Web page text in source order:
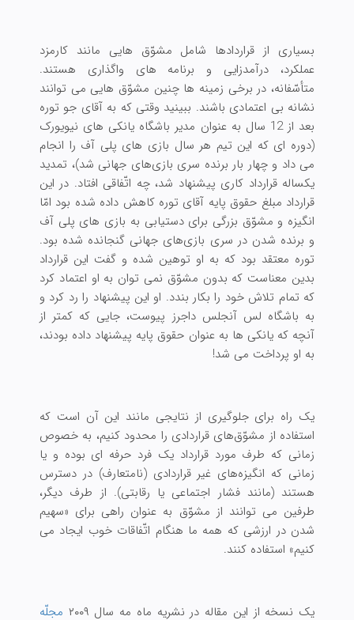
بسیاری از قراردادها شامل مشوّق هایی مانند کارمزد
عملکرد، درآمدزایی و برنامه های واگذاری هستند.
متأسّفانه، در برخی زمینه ها چنین مشوّق هایی می توانند
نشانه بی اعتمادی باشند. ببینید وقتی که به آقای جو توره
بعد از 12 سال به عنوان مدیر باشگاه یانکی های نیویورک
(دوره ای که این تیم هر سال بازی های پلی آف را انجام
می داد و چهار بار برنده سری بازی‌های جهانی شد)، تمدید
یکساله قرارداد کاری پیشنهاد شد، چه اتّفاقی افتاد. در این
قرارداد مبلغ حقوق پایه آقای توره کاهش داده شده بود امّا
انگیزه و مشوّق بزرگی برای دستیابی به بازی های پلی آف
و برنده شدن در سری بازی‌های جهانی گنجانده شده بود.
توره معتقد بود که به او توهین شده و گفت این قرارداد
بدین معناست که بدون مشوّق نمی توان به او اعتماد کرد
که تمام تلاش خود را بکار بندد. او این پیشنهاد را رد کرد و
به باشگاه لس آنجلس داجرز پیوست، جایی که کمتر از
آنچه که یانکی ها به عنوان حقوق پایه پیشنهاد داده بودند،
به او پرداخت می شد!
یک راه برای جلوگیری از نتایجی مانند این آن است که
استفاده از مشوّق‌های قراردادی را محدود کنیم، به خصوص
زمانی که طرف مورد قرارداد یک فرد حرفه ای بوده و یا
زمانی که انگیزه‌های غیر قراردادی (نامتعارف) در دسترس
هستند (مانند فشار اجتماعی یا رقابتی). از طرف دیگر،
طرفین می توانند از مشوّق به عنوان راهی برای «سهیم
شدن در ارزشی که همه ما هنگام اتّفاقات خوب ایجاد می
کنیم» استفاده کنند.
یک نسخه از این مقاله در نشریه ماه مه سال ۲۰۰۹
مجلّه